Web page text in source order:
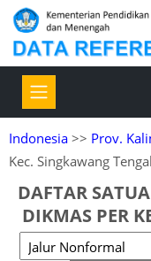
Indonesia >> Prov.
Kec. Singkawang
DAFTAR
DIKMAS PER